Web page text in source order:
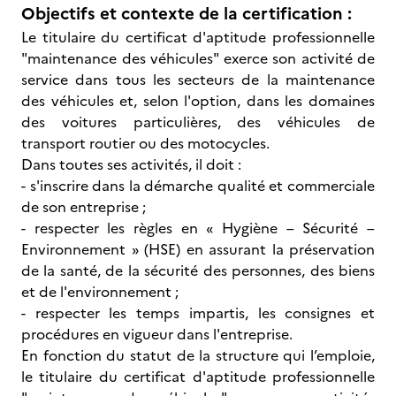
Objectifs et contexte de la certification :
Le titulaire du certificat d'aptitude professionnelle
"maintenance des véhicules" exerce son activité de
service dans tous les secteurs de la maintenance
des véhicules et, selon l'option, dans les domaines
des voitures particulières, des véhicules de
transport routier ou des motocycles.
Dans toutes ses activités, il doit :
- s'inscrire dans la démarche qualité et commerciale
de son entreprise ;
- respecter les règles en « Hygiène – Sécurité –
Environnement » (HSE) en assurant la préservation
de la santé, de la sécurité des personnes, des biens
et de l'environnement ;
- respecter les temps impartis, les consignes et
procédures en vigueur dans l'entreprise.
En fonction du statut de la structure qui l’emploie,
le titulaire du certificat d'aptitude professionnelle